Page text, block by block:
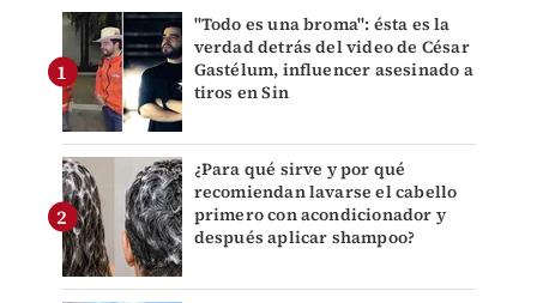
"Todo es una broma": ésta es la
verdad detrás del video de César
Gastélum, influencer asesinado a
tiros en Sin
¿Para qué sirve y por qué
recomiendan lavarse el cabello
primero con acondicionador y
después aplicar shampoo?